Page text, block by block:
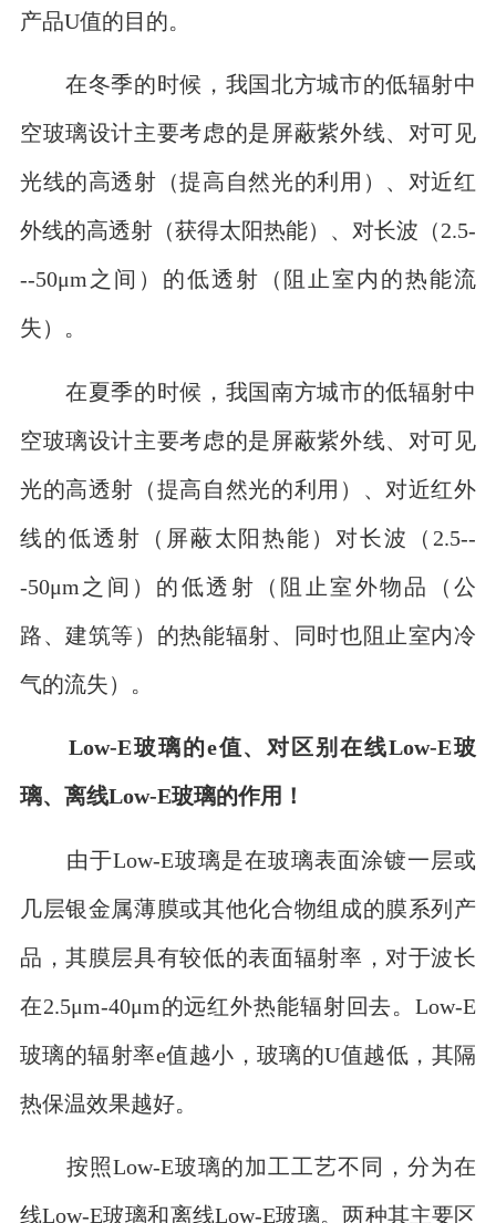
产品U值的目的。
在冬季的时候，我国北方城市的低辐射中
空玻璃设计主要考虑的是屏蔽紫外线、对可见
光线的高透射（提高自然光的利用）、对近红
外线的高透射（获得太阳热能）、对长波（2.5-
--50μm之间）的低透射（阻止室内的热能流
失）。
在夏季的时候，我国南方城市的低辐射中
空玻璃设计主要考虑的是屏蔽紫外线、对可见
光的高透射（提高自然光的利用）、对近红外
线的低透射（屏蔽太阳热能）对长波（2.5--
-50μm之间）的低透射（阻止室外物品（公
路、建筑等）的热能辐射、同时也阻止室内冷
气的流失）。
Low-E玻璃的e值、对区别在线Low-E玻
璃、离线Low-E玻璃的作用！
由于Low-E玻璃是在玻璃表面涂镀一层或
几层银金属薄膜或其他化合物组成的膜系列产
品，其膜层具有较低的表面辐射率，对于波长
在2.5μm-40μm的远红外热能辐射回去。Low-E
玻璃的辐射率e值越小，玻璃的U值越低，其隔
热保温效果越好。
按照Low-E玻璃的加工工艺不同，分为在
线Low-E玻璃和离线Low-E玻璃。两种其主要区